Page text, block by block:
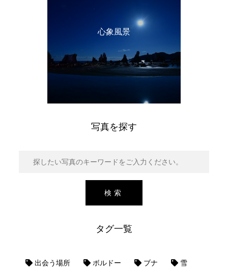
心象風景
写真を探す
タグ一覧
出会う場所 ボルドー ブナ 雪